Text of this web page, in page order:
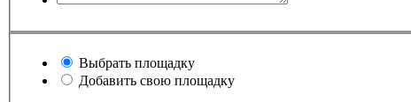
Выбрать площадку
Добавить свою площадку